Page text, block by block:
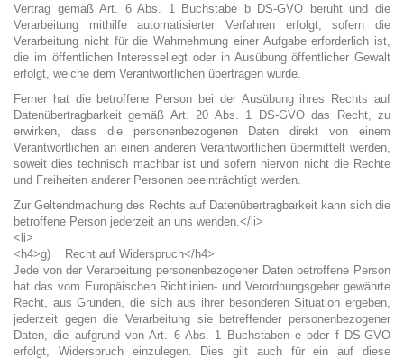
Vertrag gemäß Art. 6 Abs. 1 Buchstabe b DS-GVO beruht und die
Verarbeitung mithilfe automatisierter Verfahren erfolgt, sofern die
Verarbeitung nicht für die Wahrnehmung einer Aufgabe erforderlich ist,
die im öffentlichen Interesseliegt oder in Ausübung öffentlicher Gewalt
erfolgt, welche dem Verantwortlichen übertragen wurde.
Ferner hat die betroffene Person bei der Ausübung ihres Rechts auf
Datenübertragbarkeit gemäß Art. 20 Abs. 1 DS-GVO das Recht, zu
erwirken, dass die personenbezogenen Daten direkt von einem
Verantwortlichen an einen anderen Verantwortlichen übermittelt werden,
soweit dies technisch machbar ist und sofern hiervon nicht die Rechte
und Freiheiten anderer Personen beeinträchtigt werden.
Zur Geltendmachung des Rechts auf Datenübertragbarkeit kann sich die
betroffene Person jederzeit an uns wenden.</li>
<li>
<h4>g) Recht auf Widerspruch</h4>
Jede von der Verarbeitung personenbezogener Daten betroffene Person
hat das vom Europäischen Richtlinien- und Verordnungsgeber gewährte
Recht, aus Gründen, die sich aus ihrer besonderen Situation ergeben,
jederzeit gegen die Verarbeitung sie betreffender personenbezogener
Daten, die aufgrund von Art. 6 Abs. 1 Buchstaben e oder f DS-GVO
erfolgt, Widerspruch einzulegen. Dies gilt auch für ein auf diese